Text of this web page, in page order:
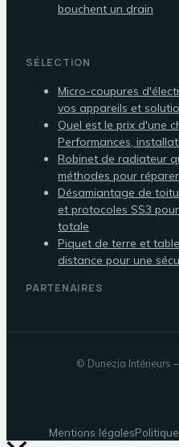
bouchent un drain
SÉLECTION
Micro-coupures
vos appareils et
Quel est le prix d'une
Performances,
Robinet de radiateur
méthodes pour
Désamiantage de
et protocoles SS3
totale
Piquet de terre et
distance pour une
PARTENAIRES
© Dunezia Intérieurs
Mentions légales